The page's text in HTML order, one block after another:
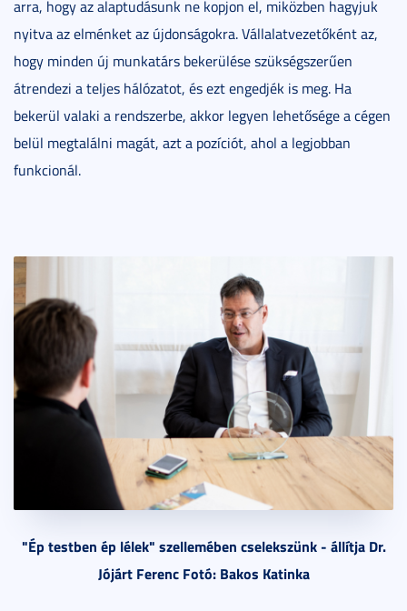
arra, hogy az alaptudásunk ne kopjon el, miközben hagyjuk
nyitva az elménket az újdonságokra. Vállalatvezetőként az,
hogy minden új munkatárs bekerülése szükségszerűen
átrendezi a teljes hálózatot, és ezt engedjék is meg. Ha
bekerül valaki a rendszerbe, akkor legyen lehetősége a cégen
belül megtalálni magát, azt a pozíciót, ahol a legjobban
funkcionál.
"Ép testben ép lélek" szellemében cselekszünk - állítja Dr.
Jójárt Ferenc Fotó: Bakos Katinka